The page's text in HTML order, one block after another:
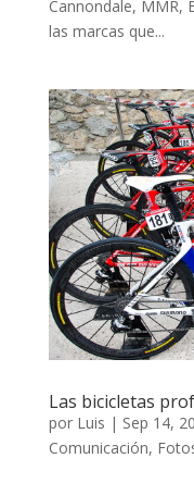
Cannondale, MMR,
las marcas que...
Las bicicletas
por Luis | Sep 14,
Comunicación,